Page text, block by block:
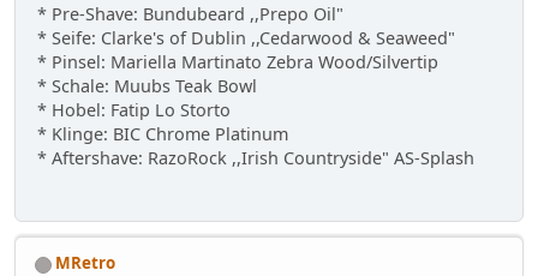
* Pre-Shave: Bundubeard ,,Prepo Oil"
* Seife: Clarke's of Dublin ,,Cedarwood & Seaweed"
* Pinsel: Mariella Martinato Zebra Wood/Silvertip
* Schale: Muubs Teak Bowl
* Hobel: Fatip Lo Storto
* Klinge: BIC Chrome Platinum
* Aftershave: RazoRock ,,Irish Countryside" AS-Splash
MRetro